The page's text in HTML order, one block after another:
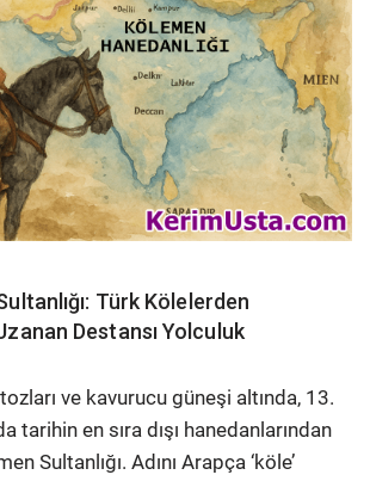
Türk Kölelerden
Destansı Yolculuk
tozları ve kavurucu güneşi altında, 13.
tarihin en sıra dışı hanedanlarından
Sultanlığı. Adını Arapça ‘köle’